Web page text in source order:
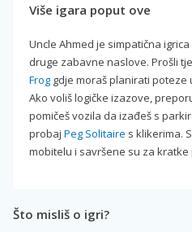
Više igara poput ove
Uncle Ahmed je simpatična
druge zabavne naslove. Prošli
Frog gdje moraš planirati poteze
Ako voliš logičke izazove,
pomičeš vozila da izađeš s
probaj Peg Solitaire s klikerima.
mobitelu i savršene su za kratke
Što misliš o igri?